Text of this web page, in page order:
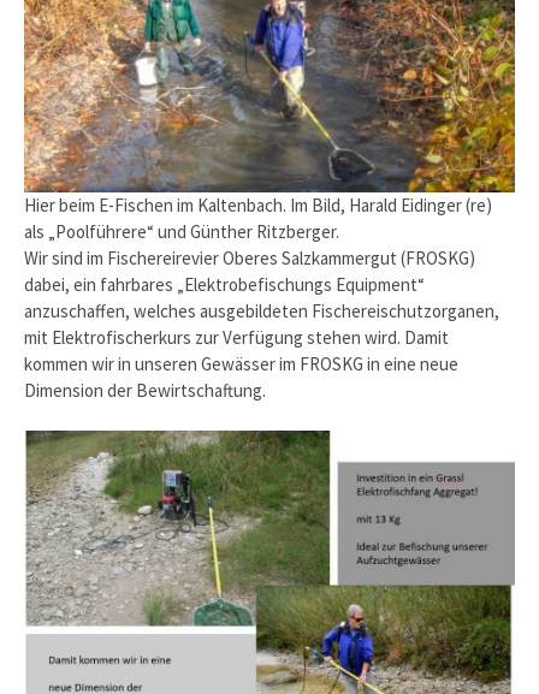
Hier beim E-Fischen im Kaltenbach. Im Bild, Harald Eidinger (re)
als „Poolführere“ und Günther Ritzberger.
Wir sind im Fischereirevier Oberes Salzkammergut (FROSKG)
dabei, ein fahrbares „Elektrobefischungs Equipment“
anzuschaffen, welches ausgebildeten Fischereischutzorganen,
mit Elektrofischerkurs zur Verfügung stehen wird. Damit
kommen wir in unseren Gewässer im FROSKG in eine neue
Dimension der Bewirtschaftung.